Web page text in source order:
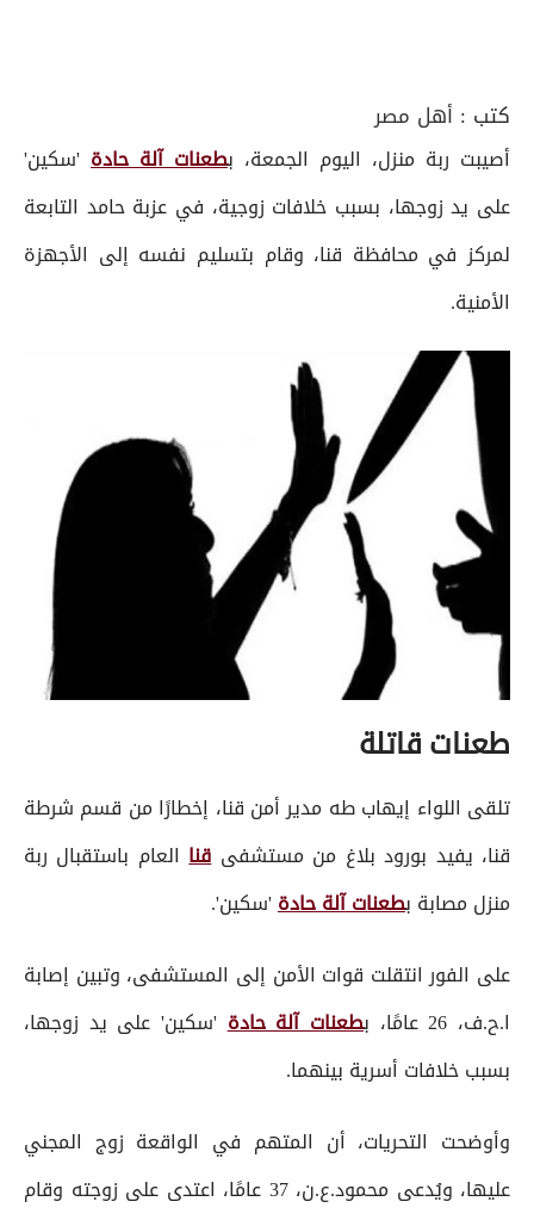
كتب : أهل مصر
أصيبت ربة منزل، اليوم الجمعة، بطعنات آلة حادة 'سكين'
على يد زوجها، بسبب خلافات زوجية، في عزبة حامد التابعة
لمركز في محافظة قنا، وقام بتسليم نفسه إلى الأجهزة
الأمنية.
طعنات قاتلة
تلقى اللواء إيهاب طه مدير أمن قنا، إخطارًا من قسم شرطة
قنا، يفيد بورود بلاغ من مستشفىقناالعام باستقبال ربة
منزل مصابة بطعنات آلة حادة'سكين'.
على الفور انتقلت قوات الأمن إلى المستشفى، وتبين إصابة
ا.ح.ف، 26 عامًا، ب
طعنات آلة حادة'سكين' على يد زوجها،
بسبب خلافات أسرية بينهما.
وأوضحت التحريات، أن المتهم في الواقعة زوج المجني
عليها، ويُدعى محمود.ع.ن، 37 عامًا، اعتدى على زوجته وقام